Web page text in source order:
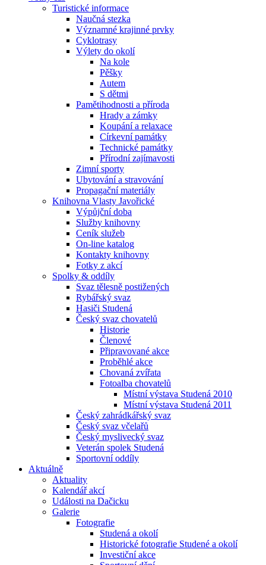
Turistické informace
Naučná stezka
Významné krajinné prvky
Cyklotrasy
Výlety do okolí
Na kole
Pěšky
Autem
S dětmi
Pamětihodnosti a příroda
Hrady a zámky
Koupání a relaxace
Církevní památky
Technické památky
Přírodní zajímavosti
Zimní sporty
Ubytování a stravování
Propagační materiály
Knihovna Vlasty Javořické
Výpůjční doba
Služby knihovny
Ceník služeb
On-line katalog
Kontakty knihovny
Fotky z akcí
Spolky & oddíly
Svaz tělesně postižených
Rybářský svaz
Hasiči Studená
Český svaz chovatelů
Historie
Členové
Připravované akce
Proběhlé akce
Chovaná zvířata
Fotoalba chovatelů
Místní výstava Studená 2010
Místní výstava Studená 2011
Český zahrádkářský svaz
Český svaz včelařů
Český myslivecký svaz
Veterán spolek Studená
Sportovní oddíly
Aktuálně
Aktuality
Kalendář akcí
Události na Dačicku
Galerie
Fotografie
Studená a okolí
Historické fotografie Studené a okolí
Investiční akce